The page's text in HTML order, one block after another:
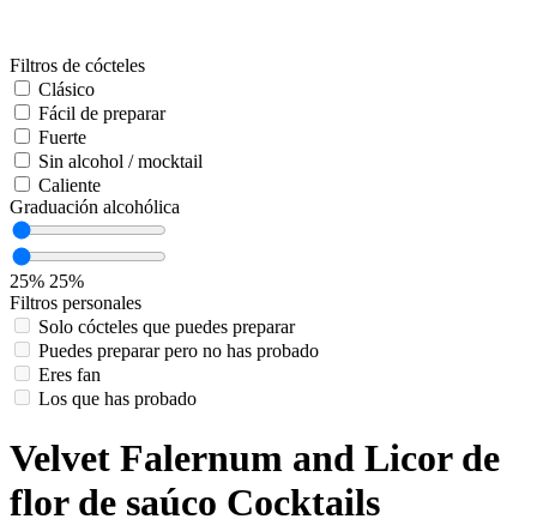
Filtros de cócteles
Clásico
Fácil de preparar
Fuerte
Sin alcohol / mocktail
Caliente
Graduación alcohólica
25% 25%
Filtros personales
Solo cócteles que puedes preparar
Puedes preparar pero no has probado
Eres fan
Los que has probado
Velvet Falernum and Licor de
flor de saúco Cocktails